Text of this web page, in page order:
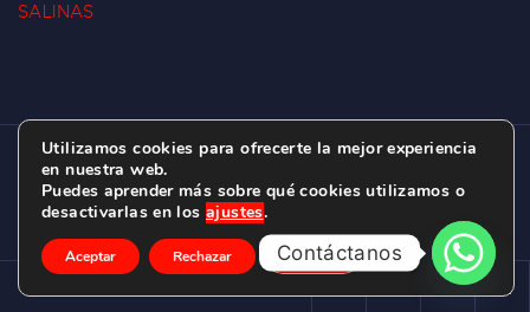
SALINAS
ESCUELA DE SURF LAS DUNAS ©
2026.
C/ BERNARDO ÁLVAREZ GALAN 1, SALINAS
(ASTURIAS)
Utilizamos cookies para ofrecerte la mejor experiencia
en nuestra web.
Puedes aprender más sobre qué cookies utilizamos o
desactivarlas en los ajustes.
Aceptar Rechazar Ajustes
Contáctanos